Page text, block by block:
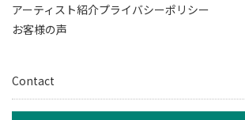
アーティスト紹介
お客様の声
プライバシーポリシー
Contact